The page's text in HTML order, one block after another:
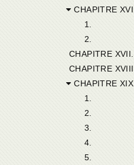
CHAPITRE XVI.
1.
2.
CHAPITRE XVII.
CHAPITRE XVIII.
CHAPITRE XIX.
1.
2.
3.
4.
5.